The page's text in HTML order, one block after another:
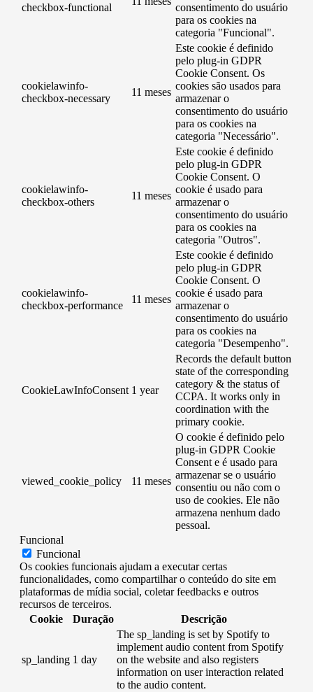
checkbox-functional
consentimento do usuário
para os cookies na
categoria "Funcional".
cookielawinfo-
checkbox-necessary
11 meses
Este cookie é definido
pelo plug-in GDPR
Cookie Consent. Os
cookies são usados ​​para
armazenar o
consentimento do usuário
para os cookies na
categoria "Necessário".
cookielawinfo-
checkbox-others
11 meses
Este cookie é definido
pelo plug-in GDPR
Cookie Consent. O
cookie é usado para
armazenar o
consentimento do usuário
para os cookies na
categoria "Outros".
cookielawinfo-
checkbox-performance
11 meses
Este cookie é definido
pelo plug-in GDPR
Cookie Consent. O
cookie é usado para
armazenar o
consentimento do usuário
para os cookies na
categoria "Desempenho".
CookieLawInfoConsent 1 year
Records the default button
state of the corresponding
category & the status of
CCPA. It works only in
coordination with the
primary cookie.
viewed_cookie_policy 11 meses
O cookie é definido pelo
plug-in GDPR Cookie
Consent e é usado para
armazenar se o usuário
consentiu ou não com o
uso de cookies. Ele não
armazena nenhum dado
pessoal.
Funcional
Funcional
Os cookies funcionais ajudam a executar certas
funcionalidades, como compartilhar o conteúdo do site em
plataformas de mídia social, coletar feedbacks e outros
recursos de terceiros.
Cookie
Duração Descrição
sp_landing 1 day
The sp_landing is set by Spotify to
implement audio content from Spotify
on the website and also registers
information on user interaction related
to the audio content.